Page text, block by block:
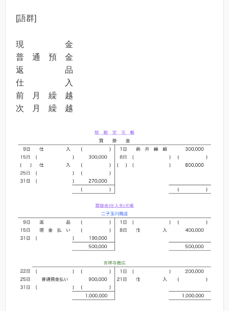
[語群]
現 金
普 通 預 金
返 品
仕 入
前 月 繰 越
次 月 繰 越